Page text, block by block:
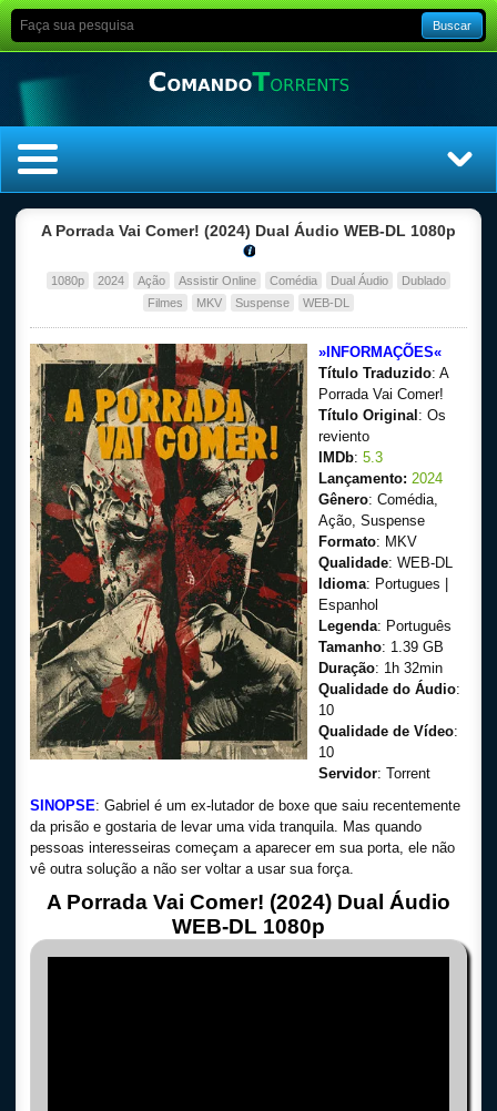
Buscar
Filmes
Dublado
Legendado
A Porrada Vai Comer! (2024) Dual Áudio WEB-DL 1080p
1080p 2024 Ação Assistir Online Comédia Dual Áudio
Dublado
Filmes
MKV Suspense WEB-DL
»INFORMAÇÕES«
Título Traduzido: A
Porrada Vai Comer!
Título Original : Os
reviento
IMDb: 5.3
Lançamento: 2024
Gênero: Comédia,
Ação, Suspense
Formato: MKV
Qualidade: WEB-DL
Idioma: Portugues |
Espanhol
Legenda: Português
Tamanho: 1.39 GB
Duração: 1h 32min
Qualidade do Áudio:
10
Qualidade de Vídeo:
10
Servidor: Torrent
SINOPSE: Gabriel é um ex-lutador de boxe que saiu recentemente
da prisão e gostaria de levar uma vida tranquila. Mas quando
pessoas interesseiras começam a aparecer em sua porta, ele não
vê outra solução a não ser voltar a usar sua força.
A Porrada Vai Comer! (2024) Dual Áudio
WEB-DL 1080p